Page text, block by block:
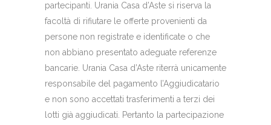
partecipanti. Urania Casa d’Aste si riserva la
facoltà di rifiutare le offerte provenienti da
persone non registrate e identificate o che
non abbiano presentato adeguate referenze
bancarie. Urania Casa d’Aste riterrà unicamente
responsabile del pagamento l’Aggiudicatario
e non sono accettati trasferimenti a terzi dei
lotti già aggiudicati. Pertanto la partecipazione